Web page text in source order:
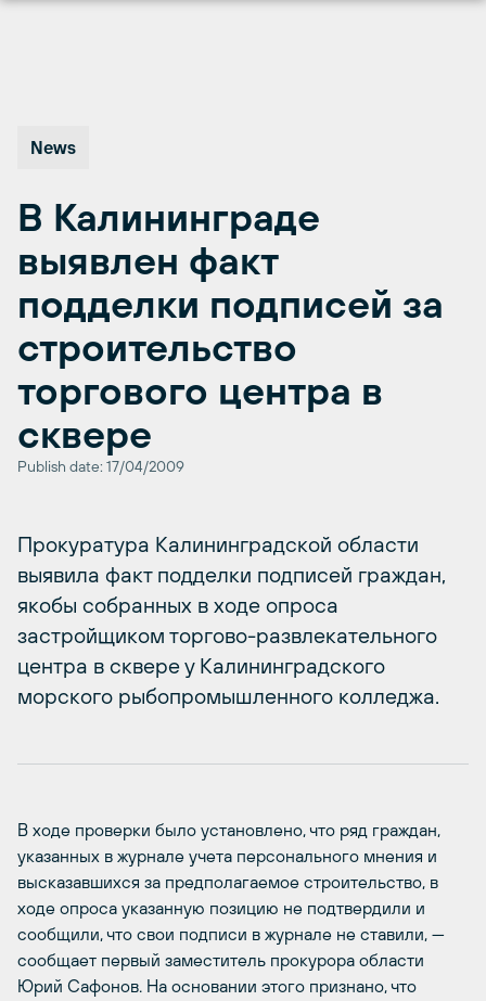
News
В Калининграде
выявлен факт
подделки подписей за
строительство
торгового центра в
сквере
Publish date: 17/04/2009
Прокуратура Калининградской области
выявила факт подделки подписей граждан,
якобы собранных в ходе опроса
застройщиком торгово-развлекательного
центра в сквере у Калининградского
морского рыбопромышленного колледжа.
В ходе проверки было установлено, что ряд граждан,
указанных в журнале учета персонального мнения и
высказавшихся за предполагаемое строительство, в
ходе опроса указанную позицию не подтвердили и
сообщили, что свои подписи в журнале не ставили, —
сообщает первый заместитель прокурора области
Юрий Сафонов. На основании этого признано, что